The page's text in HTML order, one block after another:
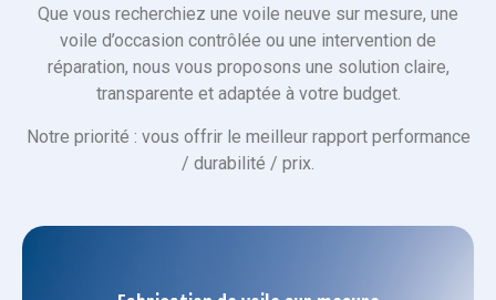
Que vous recherchiez une voile neuve sur mesure, une
voile d’occasion contrôlée ou une intervention de
réparation, nous vous proposons une solution claire,
transparente et adaptée à votre budget.
Notre priorité : vous offrir le meilleur rapport performance
/ durabilité / prix.